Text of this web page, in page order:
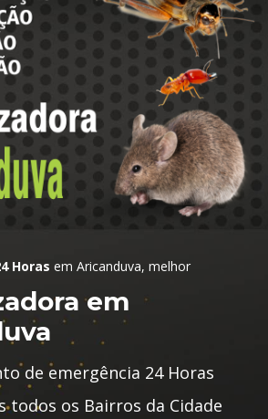
Horas em Aricanduva, melhor
em
de emergência 24 Horas
todos os Bairros da Cidade